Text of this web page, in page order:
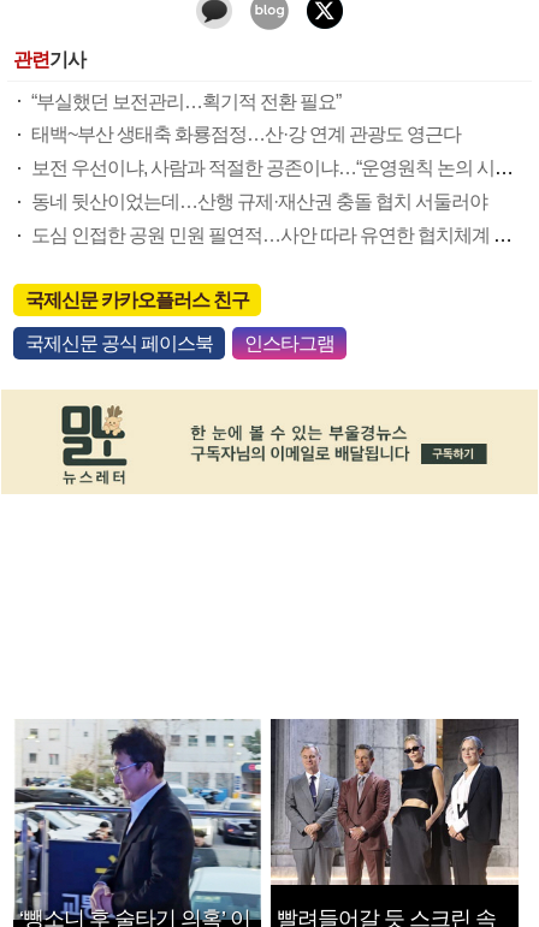
관련기사
“부실했던 보전관리…획기적 전환 필요”
태백~부산 생태축 화룡점정…산·강 연계 관광도 영근다
보전 우선이냐, 사람과 적절한 공존이냐…“운영원칙 논의 시민도 참여를”
동네 뒷산이었는데…산행 규제·재산권 충돌 협치 서둘러야
도심 인접한 공원 민원 필연적…사안 따라 유연한 협치체계 필요
국제신문 카카오플러스 친구
국제신문 공식 페이스북 인스타그램
‘뺑소니 후 술타기 의혹’ 이 빨려들어갈 듯 스크린 속